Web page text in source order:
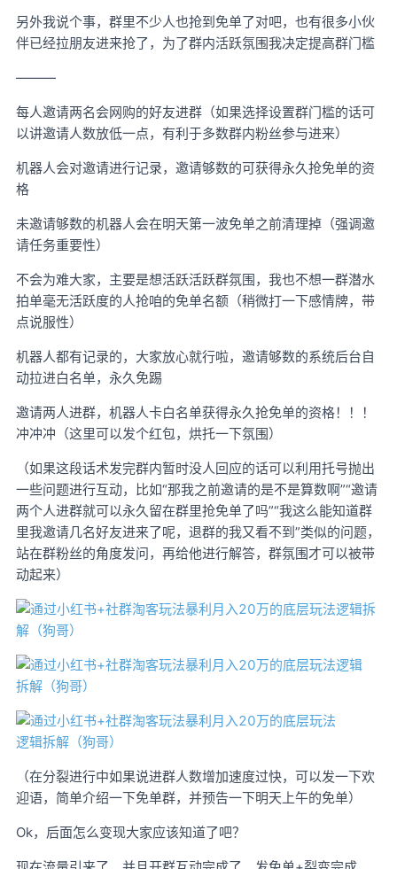
另外我说个事，群里不少人也抢到免单了对吧，也有很多小伙
伴已经拉朋友进来抢了，为了群内活跃氛围我决定提高群门槛
———
每人邀请两名会网购的好友进群（如果选择设置群门槛的话可
以讲邀请人数放低一点，有利于多数群内粉丝参与进来）
机器人会对邀请进行记录，邀请够数的可获得永久抢免单的资
格
未邀请够数的机器人会在明天第一波免单之前清理掉（强调邀
请任务重要性）
不会为难大家，主要是想活跃活跃群氛围，我也不想一群潜水
拍单毫无活跃度的人抢咱的免单名额（稍微打一下感情牌，带
点说服性）
机器人都有记录的，大家放心就行啦，邀请够数的系统后台自
动拉进白名单，永久免踢
邀请两人进群，机器人卡白名单获得永久抢免单的资格！！！
冲冲冲（这里可以发个红包，烘托一下氛围）
（如果这段话术发完群内暂时没人回应的话可以利用托号抛出
一些问题进行互动，比如“那我之前邀请的是不是算数啊”“邀请
两个人进群就可以永久留在群里抢免单了吗”“我这么能知道群
里我邀请几名好友进来了呢，退群的我又看不到”类似的问题，
站在群粉丝的角度发问，再给他进行解答，群氛围才可以被带
动起来）
（在分裂进行中如果说进群人数增加速度过快，可以发一下欢
迎语，简单介绍一下免单群，并预告一下明天上午的免单）
Ok，后面怎么变现大家应该知道了吧？